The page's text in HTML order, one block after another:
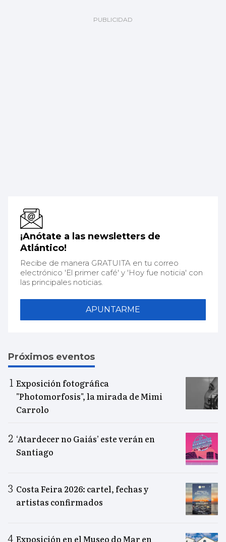
¡Anótate a las newsletters de
Atlántico!
Recibe de manera GRATUITA en tu correo
electrónico 'El primer café' y 'Hoy fue noticia' con
las principales noticias.
APUNTARME
Próximos eventos
Exposición fotográfica
"Photomorfosis", la mirada de Mimi
Carrolo
‘Atardecer no Gaiás’ este verán en
Santiago
Costa Feira 2026: cartel, fechas y
artistas confirmados
Exposición en el Museo do Mar en